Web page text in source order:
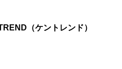
（ケントレンド）